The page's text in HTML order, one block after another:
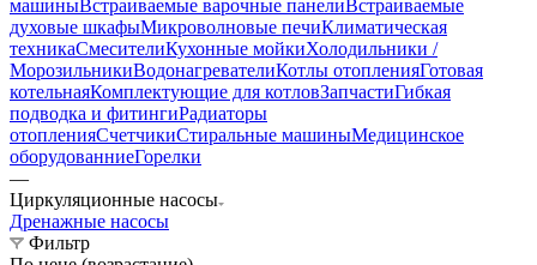
машиныВстраиваемые варочные панелиВстраиваемые
духовые шкафыМикроволновые печиКлиматическая
техникаСмесителиКухонные мойкиХолодильники /
МорозильникиВодонагревателиКотлы отопленияГотовая
котельнаяКомплектующие для котловЗапчастиГибкая
подводка и фитингиРадиаторы
отопленияСчетчикиСтиральные машиныМедицинское
оборудованниеГорелки
—
Циркуляционные насосы
Дренажные насосы
Фильтр